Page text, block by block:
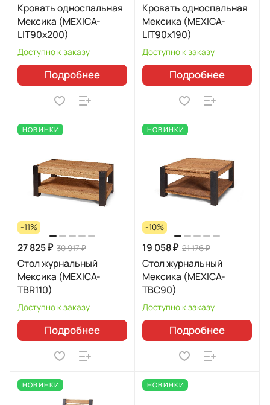
Кровать односпальная
Мексика (MEXICA-
LIT90х200)
Доступно к заказу
Подробнее
Кровать односпальная
Мексика (MEXICA-
LIT90х190)
Доступно к заказу
Подробнее
НОВИНКИ
-11%
27 825 ₽ 30 917 ₽
Стол журнальный
Мексика (MEXICA-
TBR110)
Доступно к заказу
Подробнее
НОВИНКИ
-10%
19 058 ₽ 21 176 ₽
Стол журнальный
Мексика (MEXICA-
TBC90)
Доступно к заказу
Подробнее
НОВИНКИ НОВИНКИ